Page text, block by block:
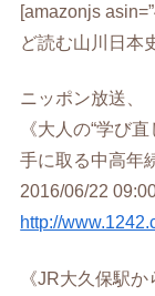
[amazonjs
ど読む山川日本
ニッポン放送、
《大人の“学び
手に取る中高年
2016/06/22 09:00
http://
《JR大久保駅